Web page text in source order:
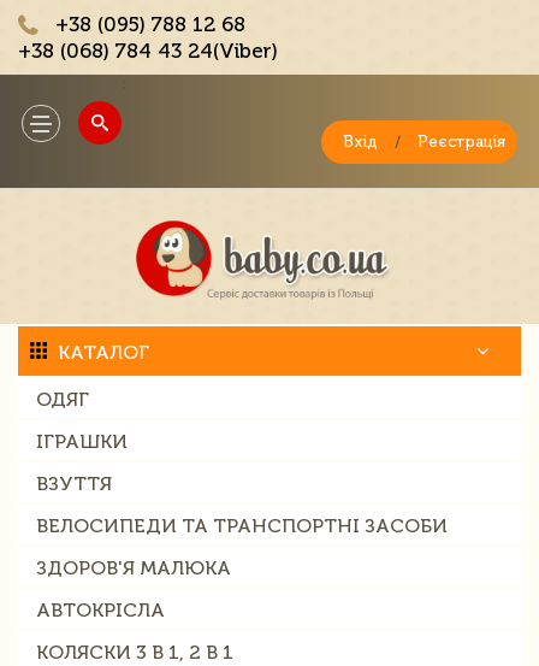
+38 (095) 788 12 68
+38 (068) 784 43 24(Viber)
Toggle
navigation
Вхід / Реєстрація
КАТАЛОГ
ОДЯГ
ІГРАШКИ
ВЗУТТЯ
ВЕЛОСИПЕДИ ТА ТРАНСПОРТНІ ЗАСОБИ
ЗДОРОВ'Я МАЛЮКА
АВТОКРІСЛА
КОЛЯСКИ 3 В 1, 2 В 1